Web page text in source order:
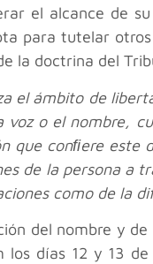
el alcance de
para tutelar
la doctrina del
el ámbito de
o el nombre,
que conﬁere este
de la persona a
como de la
del nombre y
los días 12 y 13